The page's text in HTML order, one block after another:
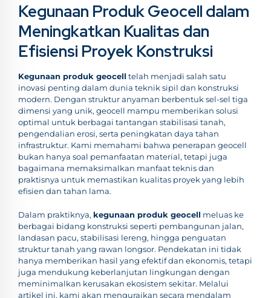
Kegunaan Produk Geocell dalam
Meningkatkan Kualitas dan
Efisiensi Proyek Konstruksi
Kegunaan produk geocell telah menjadi salah satu
inovasi penting dalam dunia teknik sipil dan konstruksi
modern. Dengan struktur anyaman berbentuk sel-sel tiga
dimensi yang unik, geocell mampu memberikan solusi
optimal untuk berbagai tantangan stabilisasi tanah,
pengendalian erosi, serta peningkatan daya tahan
infrastruktur. Kami memahami bahwa penerapan geocell
bukan hanya soal pemanfaatan material, tetapi juga
bagaimana memaksimalkan manfaat teknis dan
praktisnya untuk memastikan kualitas proyek yang lebih
efisien dan tahan lama.
Dalam praktiknya, kegunaan produk geocell meluas ke
berbagai bidang konstruksi seperti pembangunan jalan,
landasan pacu, stabilisasi lereng, hingga penguatan
struktur tanah yang rawan longsor. Pendekatan ini tidak
hanya memberikan hasil yang efektif dan ekonomis, tetapi
juga mendukung keberlanjutan lingkungan dengan
meminimalkan kerusakan ekosistem sekitar. Melalui
artikel ini, kami akan menguraikan secara mendalam